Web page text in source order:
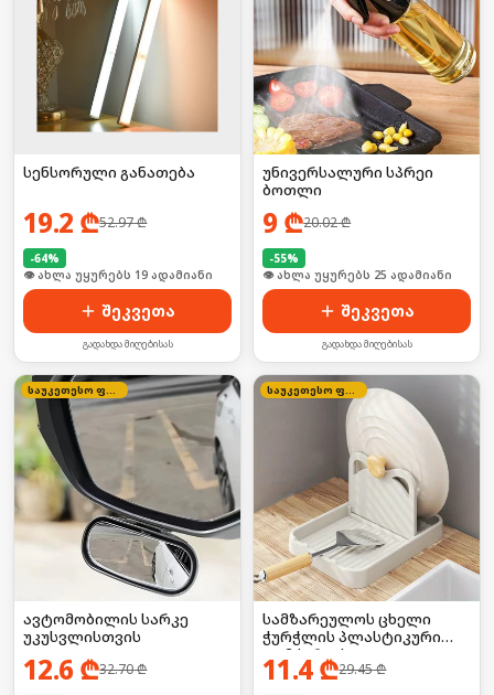
სენსორული განათება
19.2 ₾52.97₾
-64%
🛒 ბოლო 24სთ-ში იყიდა 2-მა
შეკვეთა
გადახდა მიღებისას
უნივერსალური სპრეი
ბოთლი
9 ₾20.02₾
-55%
🛒 ბოლო 24სთ-ში იყიდა 39-მა
შეკვეთა
გადახდა მიღებისას
საუკეთესო ფასი
ავტომობილის სარკე
უკუსვლისთვის
12.6 ₾32.70₾
საუკეთესო ფასი
სამზარეულოს ცხელი
ჭურჭლის პლასტიკური
დამჭერი/ საკიდი
11.4₾29.45₾